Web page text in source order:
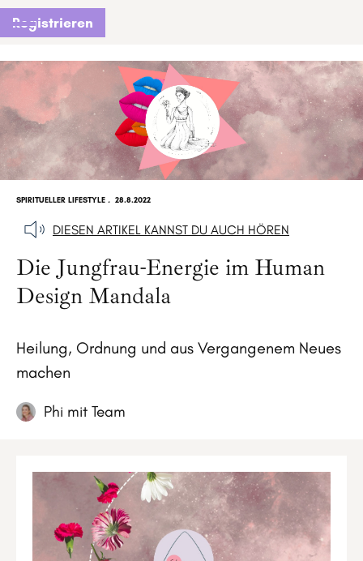
Registrieren
SPIRITUELLER LIFESTYLE . 28.8.2022
DIESEN ARTIKEL KANNST DU AUCH HÖREN
Die Jungfrau-Energie im Human
Design Mandala
Heilung, Ordnung und aus Vergangenem Neues
machen
Phi mit Team